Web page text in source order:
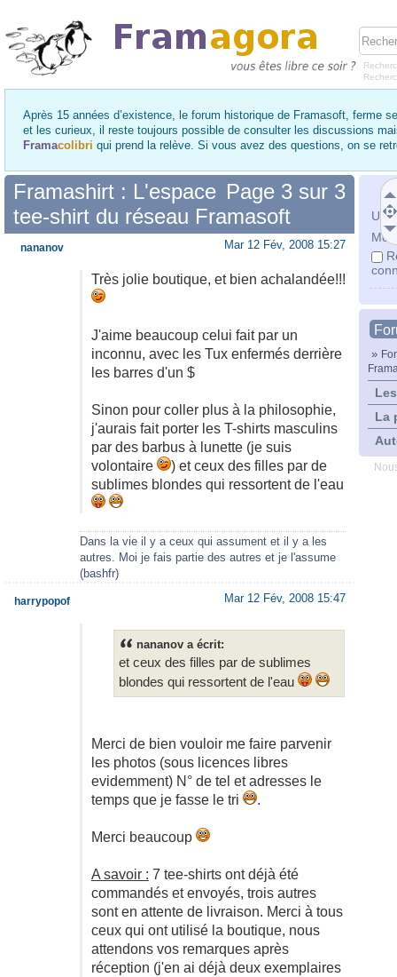
Après 15 années d’existence, le forum historique de Framasoft, ferme
et les curieux, il reste toujours possible de consulter les discussions
Framacolibri qui prend la relève. Si vous avez des questions, on se
Mot
»
La
Page 3 sur 3
Framashirt : L'espace
tee-shirt du réseau Framasoft
Mar 12 Fév, 2008 15:27
Très jolie boutique, et bien achalandée!!!
J'aime beaucoup celui fait par un
inconnu, avec les Tux enfermés derrière
les barres d'un $
Sinon pour coller plus à la philosophie,
j'aurais fait porter les T-shirts masculins
par des barbus à lunette (je suis
volontaire
) et ceux des filles par de
sublimes blondes qui ressortent de l'eau
Dans la vie il y a ceux qui assument et il y a les
autres. Moi je fais partie des autres et je l'assume
(bashfr)
nananov
Mar 12 Fév, 2008 15:47
nananov a écrit:
et ceux des filles par de sublimes
blondes qui ressortent de l'eau
Merci de bien vouloir me faire parvenir
les photos (sous licences libres
evidemment) N° de tel et adresses le
temps que je fasse le tri
.
Merci beaucoup
A savoir : 7 tee-shirts ont déjà été
commandés et envoyés, trois autres
sont en attente de livraison. Merci à tous
ceux qui ont utilisé la boutique, nous
attendons vos remarques après
réception (j'en ai déjà deux exemplaires
harrypopof